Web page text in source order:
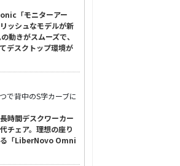
「モニターアー
ッシュなモデルが新
動きがスムーズで、
デスクトップ環境が
で背中のS字カーブに
時間デスクワーカー
チェア。理想の座り
る「LiberNovo Omni